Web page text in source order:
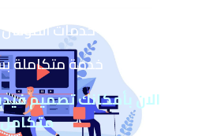
خدمات
خدمة متكاملة
الان بأمكانك تصميم